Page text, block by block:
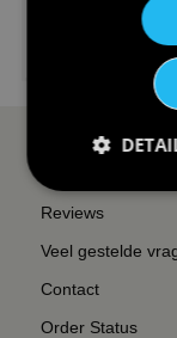
SERVICE EN
Reviews
Veel gestelde
Contact
Order Status